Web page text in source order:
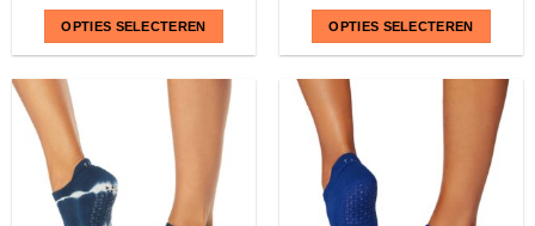
OPTIES SELECTEREN
product
heeft
meerdere
variaties.
Deze
optie
OPTIES SELECTEREN
product
heeft
meerdere
variaties.
Deze
optie